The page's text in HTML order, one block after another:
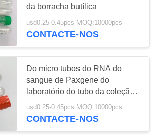
do gel e do
do coágulo
da borracha butílica
usd0.25-0.45pcs MOQ:10000pcs
CONTACTE-NOS
Do micro tubos do RNA do
sangue de Paxgene do
laboratório do tubo da coleção
do sangue do vácuo não
usd0.25-0.45pcs MOQ:10000pcs
CONTACTE-NOS